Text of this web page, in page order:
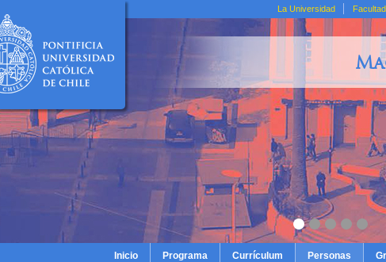
La Universidad
Inicio Programa Currículum Personas